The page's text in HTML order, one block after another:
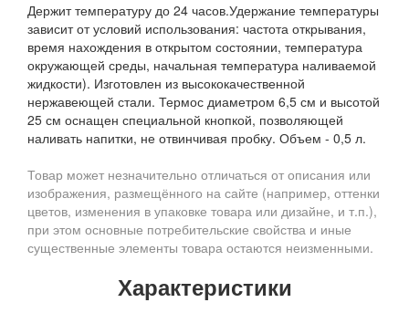
Держит температуру до 24 часов.Удержание температуры
зависит от условий использования: частота открывания,
время нахождения в открытом состоянии, температура
окружающей среды, начальная температура наливаемой
жидкости). Изготовлен из высококачественной
нержавеющей стали. Термос диаметром 6,5 см и высотой
25 см оснащен специальной кнопкой, позволяющей
наливать напитки, не отвинчивая пробку. Объем - 0,5 л.
Товар может незначительно отличаться от описания или
изображения, размещённого на сайте (например, оттенки
цветов, изменения в упаковке товара или дизайне, и т.п.),
при этом основные потребительские свойства и иные
существенные элементы товара остаются неизменными.
Характеристики